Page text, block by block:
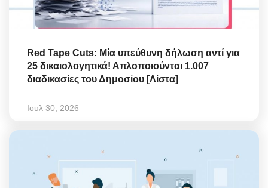
Red Tape Cuts: Μία υπεύθυνη δήλωση αντί για
25 δικαιολογητικά! Απλοποιούνται 1.007
διαδικασίες του Δημοσίου [Λίστα]
Ιουλ 30, 2026